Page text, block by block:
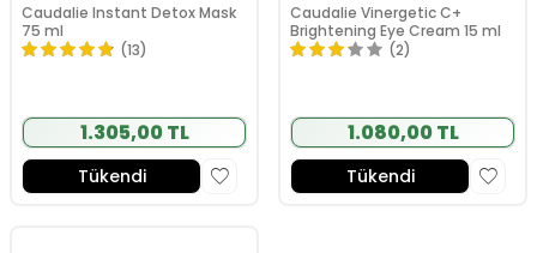
Caudalie Instant Detox Mask
75 ml
(13)
1.305,00 TL
Tükendi
Caudalie Vinergetic C+
Brightening Eye Cream 15 ml
(2)
1.080,00 TL
Tükendi